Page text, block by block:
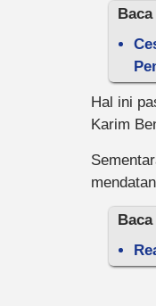
Hal ini
Karim